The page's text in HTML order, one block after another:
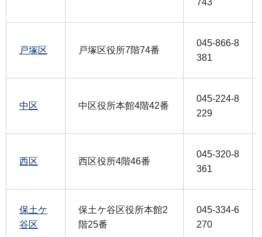
戸塚区 戸塚区役所7階74番
045-866-8
381
中区 中区役所本館4階42番
045-224-8
229
西区 西区役所4階46番
045-320-8
361
保土ケ
谷区
保土ケ谷区役所本館2
階25番
045-334-6
270